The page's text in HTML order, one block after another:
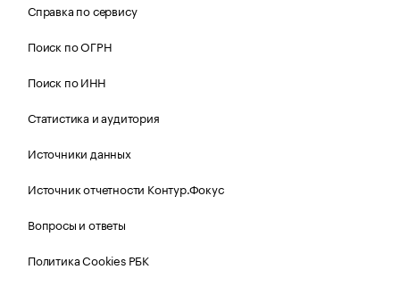
Справка по сервису
Поиск по ОГРН
Поиск по ИНН
Статистика и аудитория
Источники данных
Источник отчетности Контур.Фокус
Вопросы и ответы
Политика Cookies РБК